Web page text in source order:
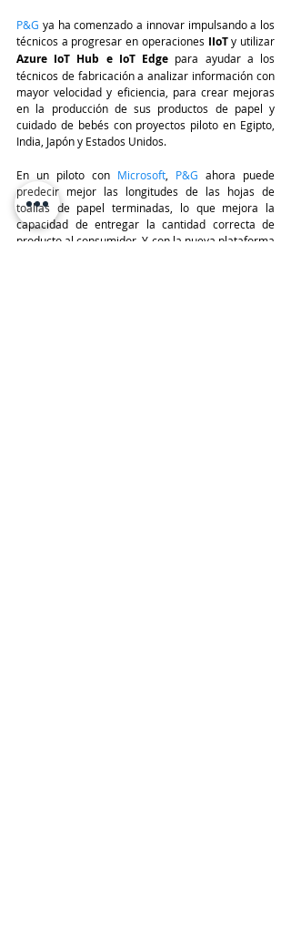
P&G ya ha comenzado a innovar impulsando a los
técnicos a progresar en operaciones IIoT
Azure IoT Hub e IoT Edge para ayudar a los
técnicos de fabricación a analizar información con
mayor velocidad y eficiencia, para crear mejoras
en la producción de sus productos de papel y
cuidado de bebés con proyectos piloto en Egipto,
India, Japón y Estados Unidos.
En un piloto con Microsoft, P&G ahora puede
predecir mejor las longitudes de las hojas de
toallas de papel terminadas, lo que mejora la
capacidad de entregar la cantidad correcta de